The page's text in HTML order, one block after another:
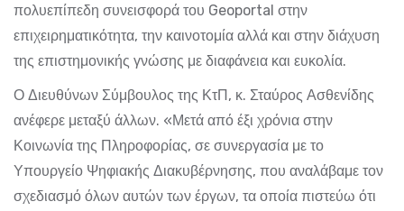
πολυεπίπεδη συνεισφορά του Geoportal στην
επιχειρηματικότητα, την καινοτομία αλλά και στην διάχυση
της επιστημονικής γνώσης με διαφάνεια και ευκολία.
Ο Διευθύνων Σύμβουλος της ΚτΠ, κ. Σταύρος Ασθενίδης
ανέφερε μεταξύ άλλων. «Μετά από έξι χρόνια στην
Κοινωνία της Πληροφορίας, σε συνεργασία με το
Υπουργείο Ψηφιακής Διακυβέρνησης, που αναλάβαμε τον
σχεδιασμό όλων αυτών των έργων, τα οποία πιστεύω ότι